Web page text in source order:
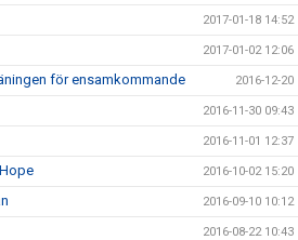
2017-01-18 14:52
2017-01-02 12:06
för ensamkommande 2016-12-20
2016-11-30 09:43
2016-11-01 12:37
2016-10-02 15:20
2016-09-10 10:12
2016-08-22 10:43